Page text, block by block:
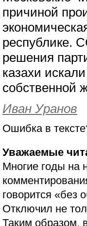
причиной
республике.
решения
казахи
собственной
Иван Уранов
Ошибка в
Уважаемые
Многие годы на
говорится «без
Отключил не
Таким образом,